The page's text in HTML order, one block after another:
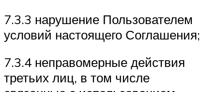
7.3.3 нарушение Пользователем
условий настоящего Соглашения;
7.3.4 неправомерные действия
третьих лиц, в том числе